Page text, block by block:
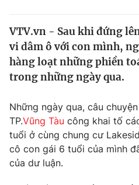
Thế giới
Tin tức
Câu chuyện quốc tế
Kinh tế
Tài chính
Thị trường
Góc doanh nghiệp
Dữ liệu và đời sống
Truyền hình
VTV.vn - Sau khi đứng
vi dâm ô với con mình,
hàng loạt những phiền
trong những ngày qua.
Những ngày qua, câu
TP.Vũng Tàu công khai tố
tuổi ở cùng chung cư
cô con gái 6 tuổi của mình
của dư luận.